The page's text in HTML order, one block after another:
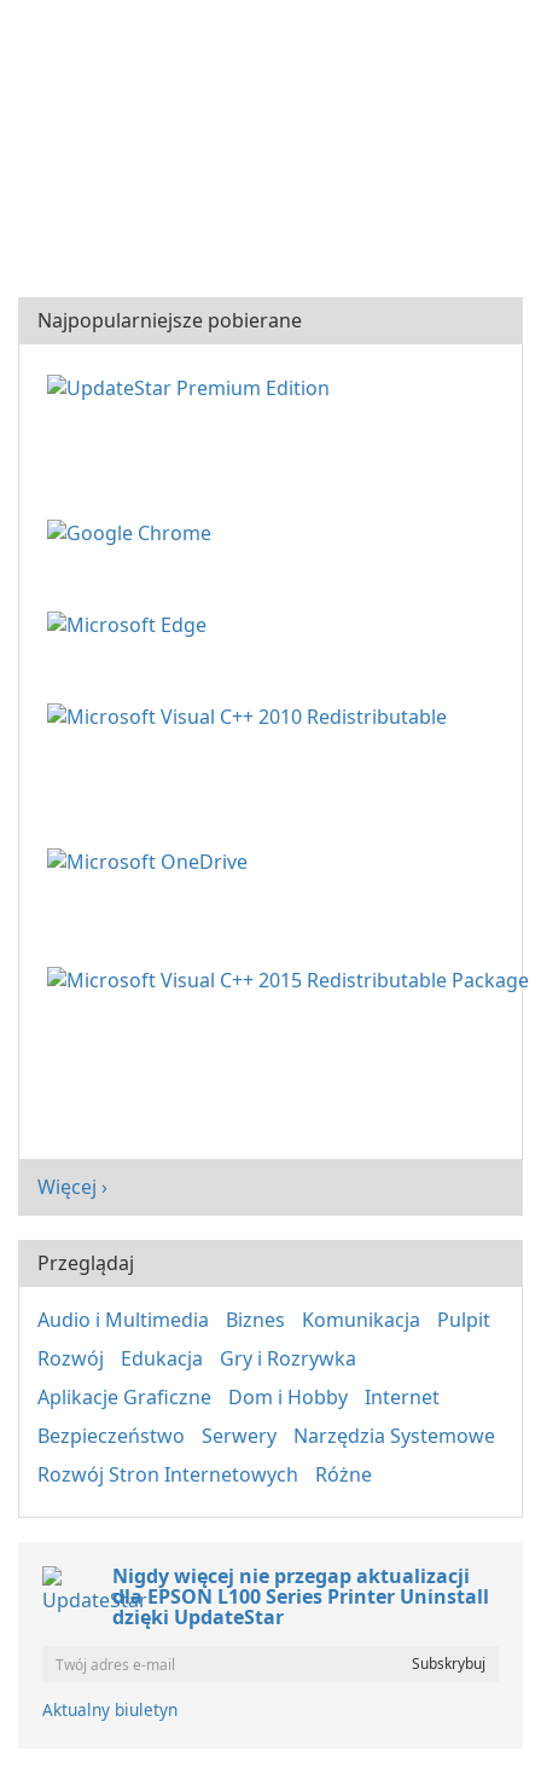
Najpopularniejsze pobierane
Więcej ›
Przeglądaj
Audio i Multimedia Biznes Komunikacja
Pulpit
Rozwój
Edukacja
Gry i Rozrywka
Aplikacje Graficzne
Dom i Hobby
Internet
Bezpieczeństwo
Serwery
Narzędzia Systemowe
Rozwój Stron Internetowych
Różne
Nigdy więcej nie przegap aktualizacji
dla EPSON L100 Series Printer Uninstall
dzięki UpdateStar
Aktualny biuletyn